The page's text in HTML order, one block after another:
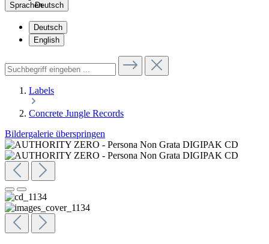
Deutsch
Deutsch
English
Labels
Concrete Jungle Records
Bildergalerie überspringen